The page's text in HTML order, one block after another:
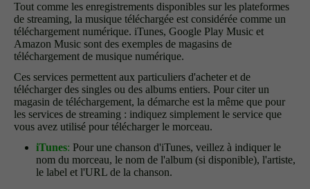
Tout comme les enregistrements disponibles sur les plateformes
de streaming, la musique téléchargée est considérée comme un
téléchargement numérique. iTunes, Google Play Music et
Amazon Music sont des exemples de magasins de
téléchargement de musique numérique.
Ces services permettent aux particuliers d'acheter et de
télécharger des singles ou des albums entiers. Pour citer un
magasin de téléchargement, la démarche est la même que pour
les services de streaming : indiquez simplement le service que
vous avez utilisé pour télécharger le morceau.
iTunes: Pour une chanson d'iTunes, veillez à indiquer le
nom du morceau, le nom de l'album (si disponible), l'artiste,
le label et l'URL de la chanson.